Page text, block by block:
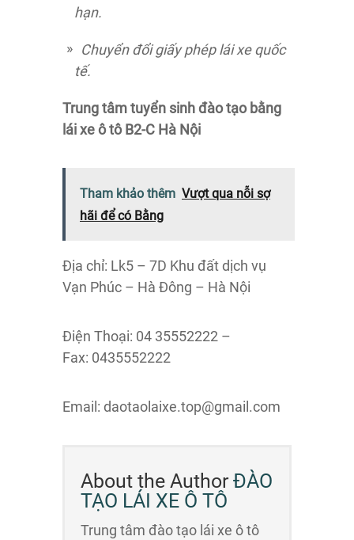
hạn.
Chuyển đổi giấy phép lái xe quốc
tế.
Trung tâm tuyển sinh đào tạo bằng
lái xe ô tô B2-C Hà Nội
Tham khảo thêm Vượt qua nỗi sợ
hãi để có Bằng
Địa chỉ: Lk5 – 7D Khu đất dịch vụ
Vạn Phúc – Hà Đông – Hà Nội
Điện Thoại: 04 35552222 –
Fax: 0435552222
Email: daotaolaixe.top@gmail.com
About the Author ĐÀO
TẠO LÁI XE Ô TÔ
Trung tâm đào tạo lái xe ô tô